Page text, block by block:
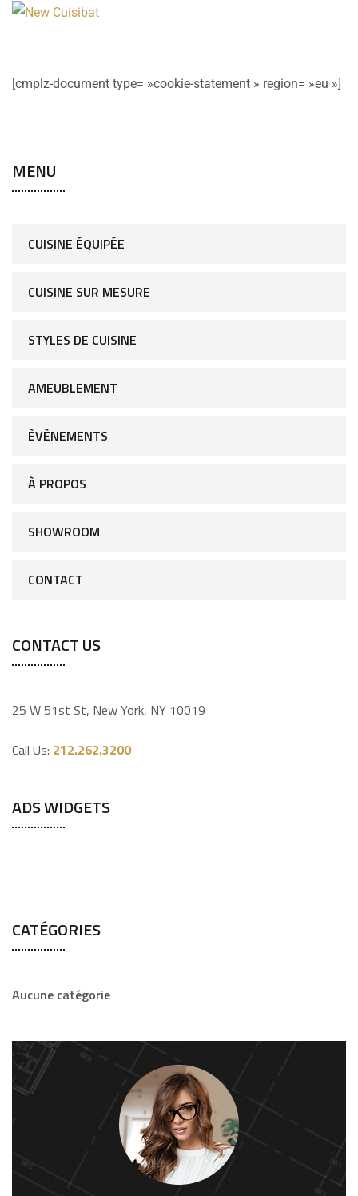
[cmplz-document type= »cookie-statement » region= »eu »]
MENU
CUISINE ÉQUIPÉE
CUISINE SUR MESURE
STYLES DE CUISINE
AMEUBLEMENT
ÈVÈNEMENTS
À PROPOS
SHOWROOM
CONTACT
CONTACT US
25 W 51st St, New York, NY 10019
Call Us: 212.262.3200
ADS WIDGETS
CATÉGORIES
Aucune catégorie